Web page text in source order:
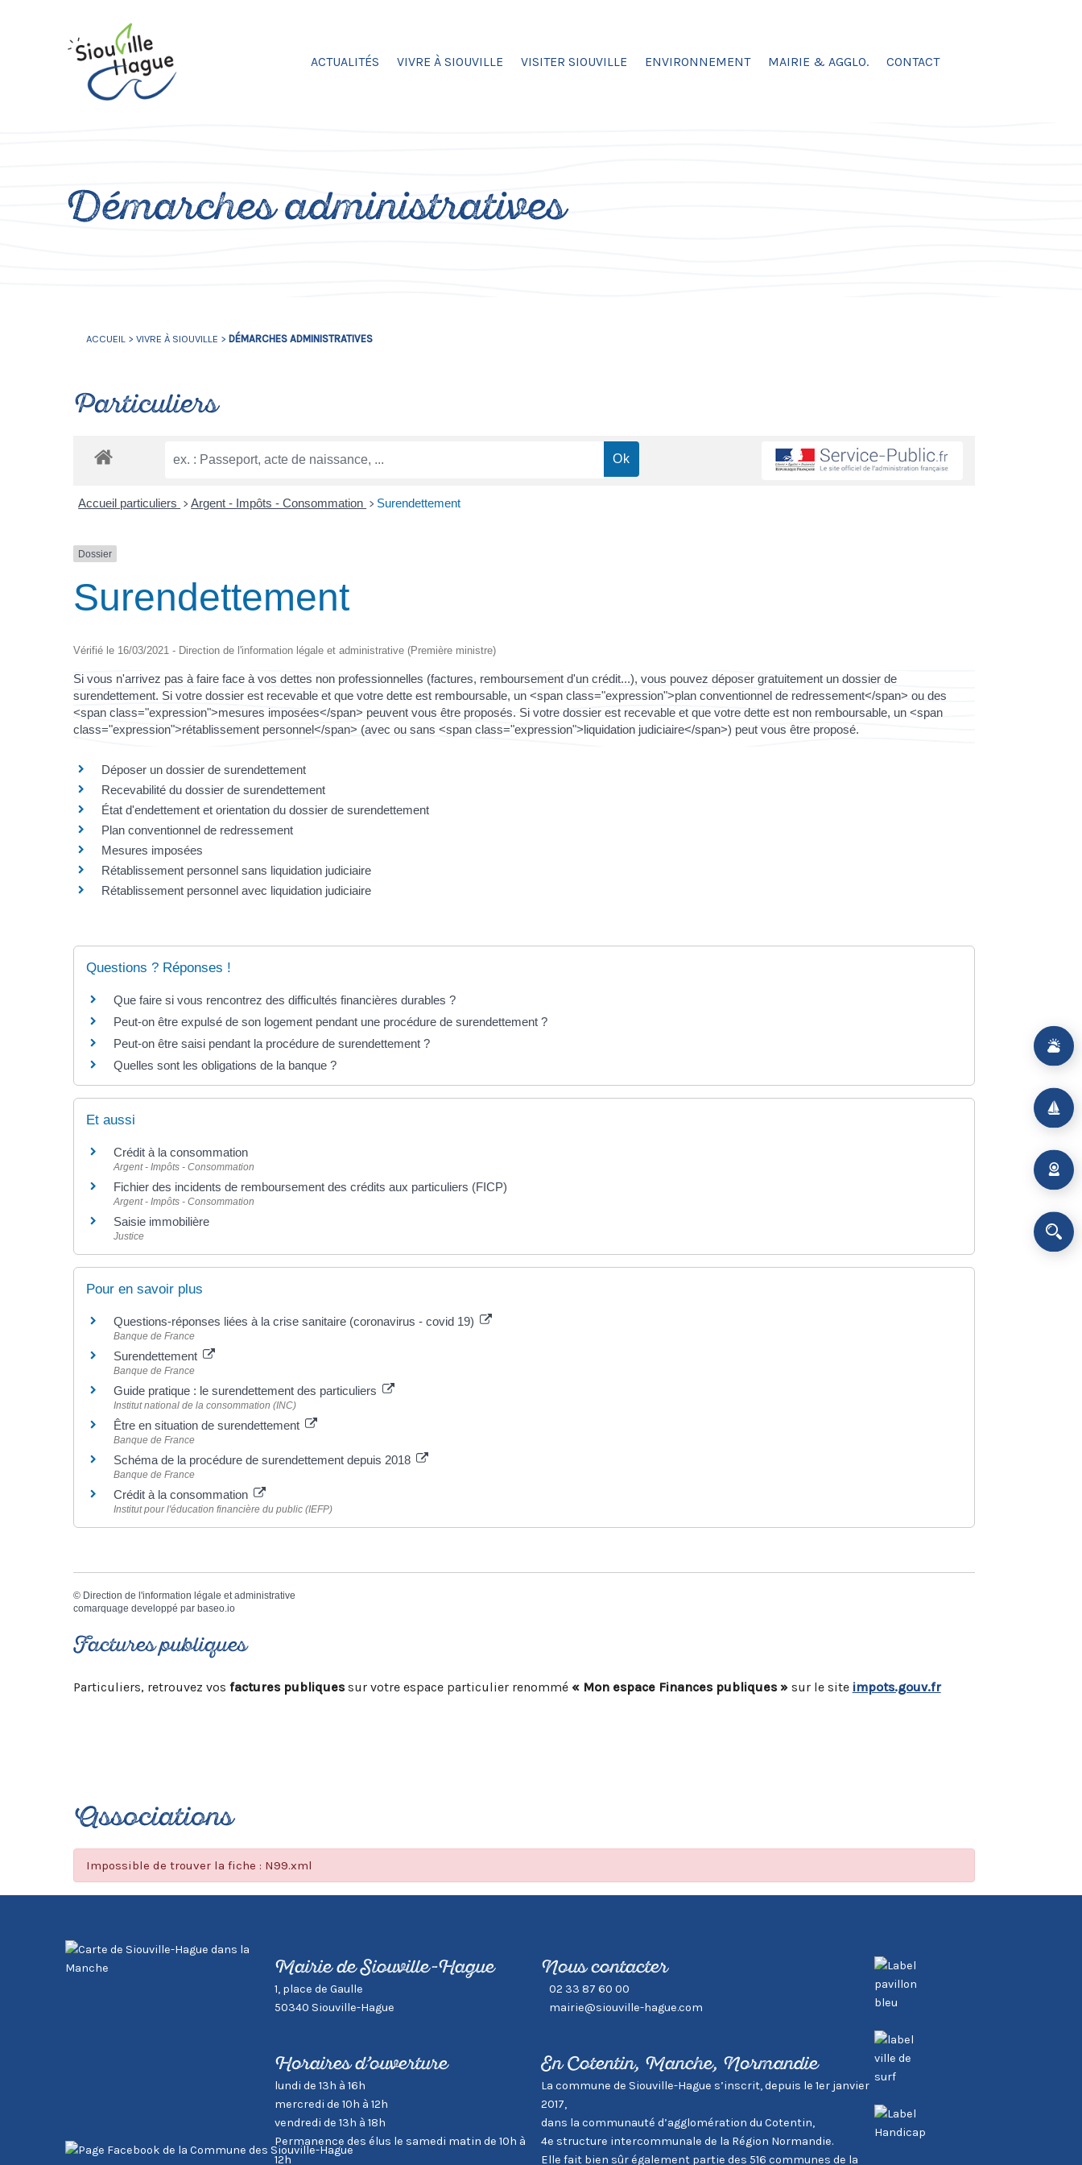
ACTUALITÉS VIVRE À SIOUVILLE VISITER SIOUVILLE ENVIRONNEMENT MAIRIE & AGGLO. CONTACT
Démarches administratives
ACCUEIL > VIVRE À SIOUVILLE > DÉMARCHES ADMINISTRATIVES
Particuliers
Accueil particuliers > Argent - Impôts - Consommation > Surendettement
Dossier
Surendettement
Vérifié le 16/03/2021 - Direction de l'information légale et administrative (Première ministre)
Si vous n'arrivez pas à faire face à vos dettes non professionnelles (factures, remboursement d'un crédit...), vous pouvez déposer gratuitement un dossier de
surendettement. Si votre dossier est recevable et que votre dette est remboursable, un <span class="expression">plan conventionnel de redressement</span> ou des
<span class="expression">mesures imposées</span> peuvent vous être proposés. Si votre dossier est recevable et que votre dette est non remboursable, un <span
class="expression">rétablissement personnel</span> (avec ou sans <span class="expression">liquidation judiciaire</span>) peut vous être proposé.
Déposer un dossier de surendettement
Recevabilité du dossier de surendettement
État d'endettement et orientation du dossier de surendettement
Plan conventionnel de redressement
Mesures imposées
Rétablissement personnel sans liquidation judiciaire
Rétablissement personnel avec liquidation judiciaire
Questions ? Réponses !
Que faire si vous rencontrez des difficultés financières durables ?
Peut-on être expulsé de son logement pendant une procédure de surendettement ?
Peut-on être saisi pendant la procédure de surendettement ?
Quelles sont les obligations de la banque ?
Et aussi
Crédit à la consommation
Argent - Impôts - Consommation
Fichier des incidents de remboursement des crédits aux particuliers (FICP)
Argent - Impôts - Consommation
Saisie immobilière
Justice
Pour en savoir plus
Questions-réponses liées à la crise sanitaire (coronavirus - covid 19)
Banque de France
Surendettement
Banque de France
Guide pratique : le surendettement des particuliers
Institut national de la consommation (INC)
Être en situation de surendettement
Banque de France
Schéma de la procédure de surendettement depuis 2018
Banque de France
Crédit à la consommation
Institut pour l'éducation financière du public (IEFP)
© Direction de l'information légale et administrative
comarquage developpé par baseo.io
Factures publiques
Particuliers, retrouvez vos factures publiquessur votre espace particulier renommé « Mon espace Finances publiques »sur le site impots.gouv.fr
Associations
Impossible de trouver la fiche : N99.xml
Mairie de Siouville-Hague
1, place de Gaulle
50340 Siouville-Hague
Horaires d’ouverture
lundi de 13h à 16h
mercredi de 10h à 12h
vendredi de 13h à 18h
Permanence des élus le samedi matin de 10h à
12h
Nous contacter
02 33 87 60 00
mairie@siouville-hague.com
En Cotentin, Manche, Normandie
La commune de Siouville-Hague s’inscrit, depuis le 1er janvier
2017,
dans la communauté d’agglomération du Cotentin,
4e structure intercommunale de la Région Normandie.
Elle fait bien sûr également partie des 516 communes de la